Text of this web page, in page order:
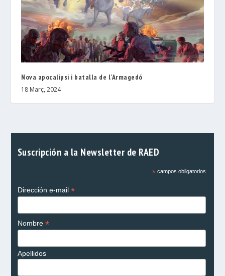
Nova apocalipsi i batalla de l’Armagedó
18 Març, 2024
Suscripción a la Newsletter de RAED
*campos obligatorios
Dirección e-mail *
Nombre *
Apellidos